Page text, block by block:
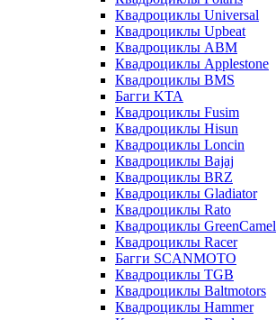
Квадроциклы Universal
Квадроциклы Upbeat
Квадроциклы ABM
Квадроциклы Applestone
Квадроциклы BMS
Багги KTA
Квадроциклы Fusim
Квадроциклы Hisun
Квадроциклы Loncin
Квадроциклы Bajaj
Квадроциклы BRZ
Квадроциклы Gladiator
Квадроциклы Rato
Квадроциклы GreenCamel
Квадроциклы Racer
Багги SCANMOTO
Квадроциклы TGB
Квадроциклы Baltmotors
Квадроциклы Hammer